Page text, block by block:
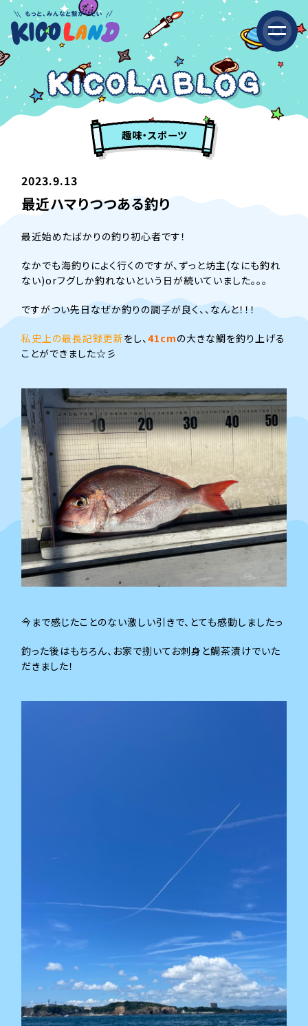
趣味・スポーツ
2023.9.13
最近ハマりつつある釣り
最近始めたばかりの釣り初心者です！
なかでも海釣りによく行くのですが、ずっと坊主(なにも釣れ
ない)orフグしか釣れないという日が続いていました。。。
ですがつい先日なぜか釣りの調子が良く、、なんと！！！
私史上の最長記録更新をし、41cmの大きな鯛を釣り上げる
ことができました☆彡
今まで感じたことのない激しい引きで、とても感動しましたっ
釣った後はもちろん、お家で捌いてお刺身と鯛茶漬けでいた
だきました！